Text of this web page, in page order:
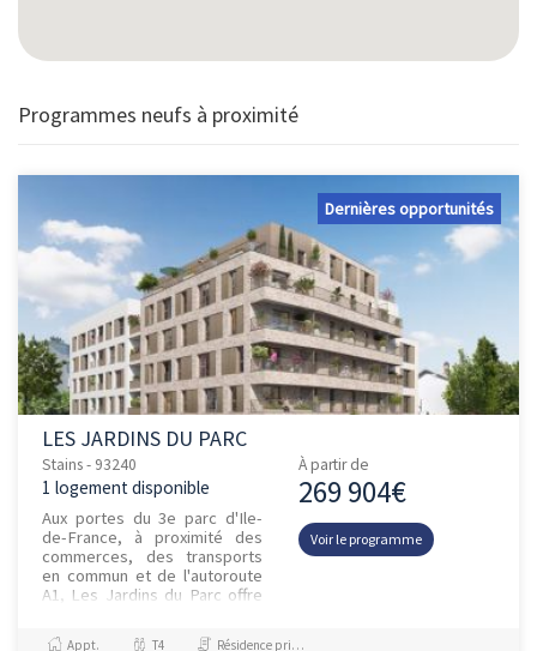
Programmes neufs à proximité
Dernières opportunités
LES JARDINS DU PARC
Stains - 93240
1 logement disponible
Aux portes du 3e parc d'Ile-
de-France, à proximité des
commerces, des transports
en commun et de l'autoroute
A1, Les Jardins du Parc offre
à la fois naturelle e...
À partir de
269 904€
Voir le programme
Appt. T4 Résidence principale / PTZ